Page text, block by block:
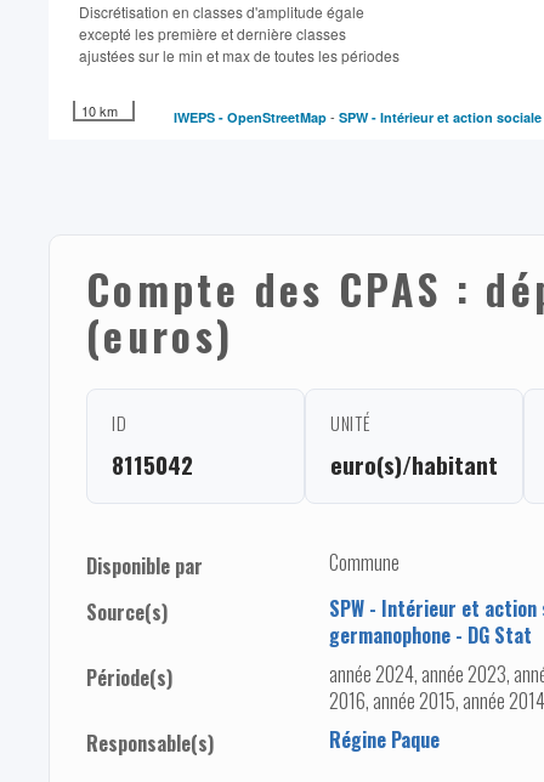
Discrétisation en classes d'amplitude égale​
excepté les première et dernière classes
ajustées sur le min et max de toutes les périodes
10 km IWEPS - OpenStreetMap - SPW - Intérieur et action
Compte des CPAS :
(euros)
ID
8115042
UNITÉ
euro(s)/habitant
Disponible par
Commune
Source(s)
SPW - Intérieur et action
germanophone - DG Stat
Période(s)
année 2024, année 2023,
2016, année 2015, année
Responsable(s)
Régine Paque